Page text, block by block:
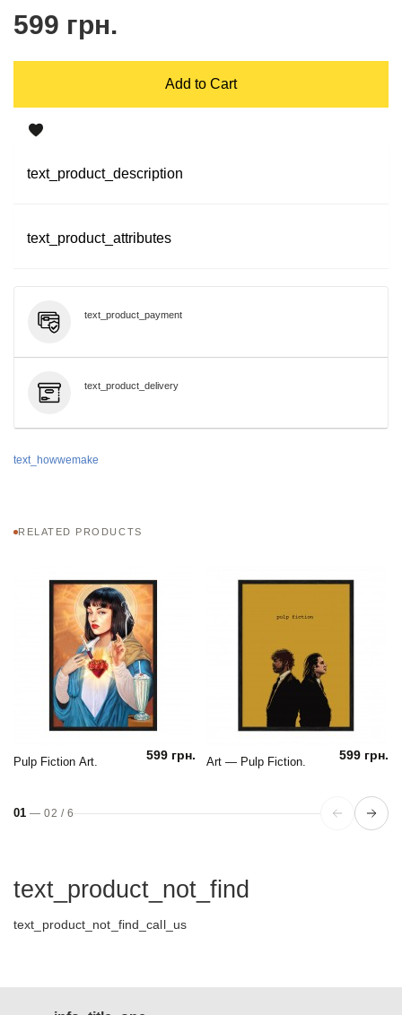
599 грн.
Add to Cart
text_product_description
text_product_attributes
text_product_payment
text_product_delivery
text_howwemake
RELATED PRODUCTS
Pulp Fiction Art. 599 грн. Art — Pulp Fiction. 599 грн.
01 —02 / 6
text_product_not_find
text_product_not_find_call_us